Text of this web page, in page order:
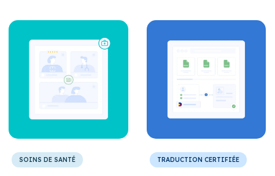
d'événements
d'entreprise et de
réunions
internationales.
aux avocats et aux
équipes de soutien
SOINS DE SANTÉ TRADUCTION CERTIFIÉE